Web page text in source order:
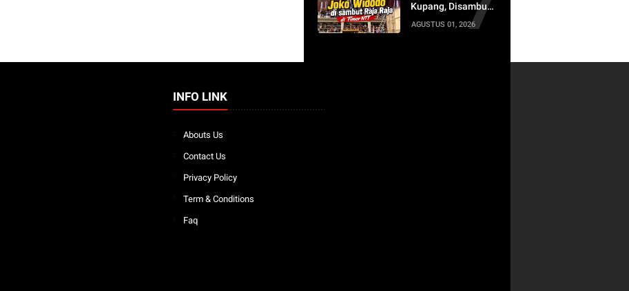
Kupang, Disambut
Raja-Raja Timor
dalam Prosesi Adat
AGUSTUS 01, 2026
INFO LINK
Abouts Us
Contact Us
Privacy Policy
Term & Conditions
Faq